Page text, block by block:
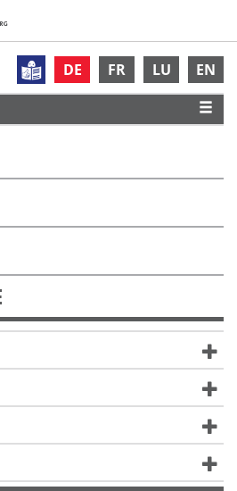
DE FR LU EN